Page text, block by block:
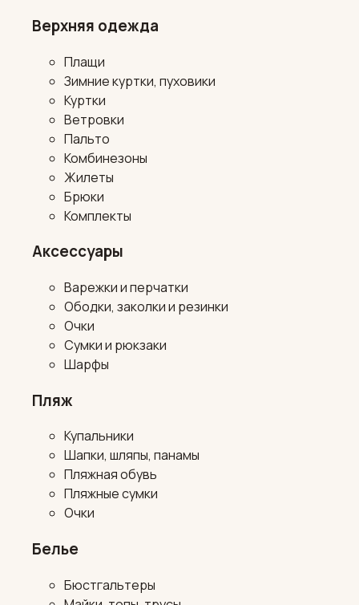
Верхняя одежда
Плащи
Зимние куртки, пуховики
Куртки
Ветровки
Пальто
Комбинезоны
Жилеты
Брюки
Комплекты
Аксессуары
Варежки и перчатки
Ободки, заколки и резинки
Очки
Сумки и рюкзаки
Шарфы
Пляж
Купальники
Шапки, шляпы, панамы
Пляжная обувь
Пляжные сумки
Очки
Белье
Бюстгальтеры